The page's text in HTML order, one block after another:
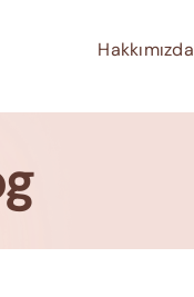
Hakkımızda